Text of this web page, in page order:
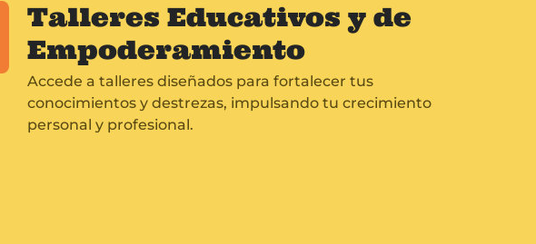
Talleres Educativos y de
Empoderamiento
Accede a talleres diseñados para fortalecer tus
conocimientos y destrezas, impulsando tu crecimiento
personal y profesional.